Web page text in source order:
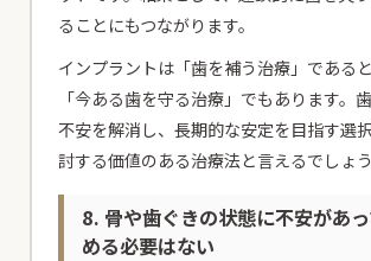
ることにもつながります。
インプラントは「歯を補う治療」であると
「今ある歯を守る治療」でもあります。
不安を解消し、長期的な安定を目指す選
討する価値のある治療法と言えるでしょう
8. 骨や歯ぐきの状態に不安があ
める必要はない